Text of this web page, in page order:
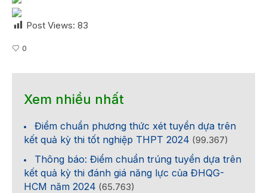
Post Views: 83
0
Xem nhiều nhất
Điểm chuẩn phương thức xét tuyển dựa trên
kết quả kỳ thi tốt nghiệp THPT 2024 (99.367)
Thông báo: Điểm chuẩn trúng tuyển dựa trên
kết quả kỳ thi đánh giá năng lực của ĐHQG-
HCM năm 2024 (65.763)